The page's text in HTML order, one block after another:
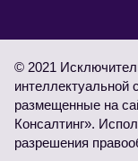
© 2021
интеллектуальной
размещенные на
Консалтинг».
разрешения